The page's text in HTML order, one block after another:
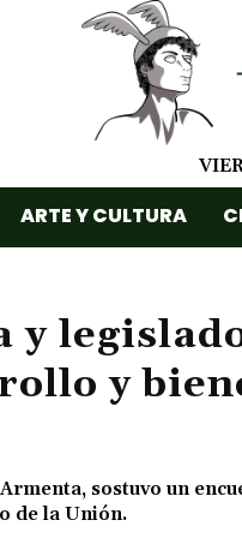
ARTE Y CULTURA
y
y
sostuvo un
de la Unión.